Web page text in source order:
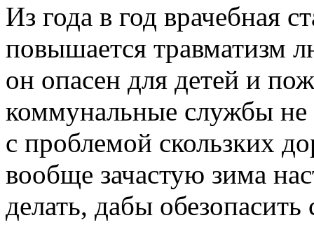
Из года в год врачебная
повышается травматизм
он опасен для детей и
коммунальные службы не
с проблемой скользких
вообще зачастую зима
делать, дабы